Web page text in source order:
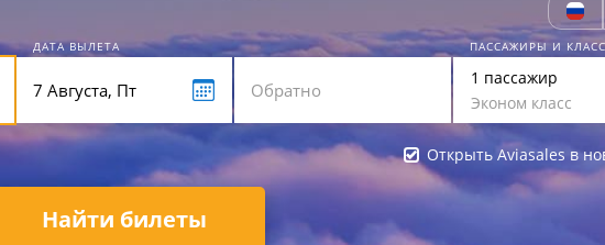
ДАТА ВЫЛЕТА ПАССАЖИРЫ И КЛАСС
1 пассажир
Эконом класс
Открыть Aviasales в
Найти билеты